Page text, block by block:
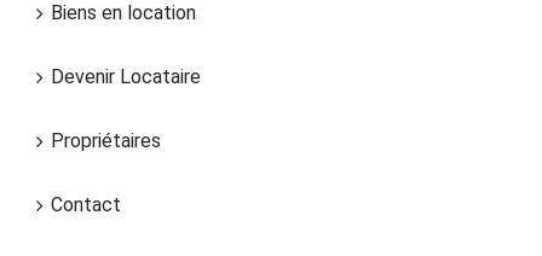
Biens en location
Devenir Locataire
Propriétaires
Contact